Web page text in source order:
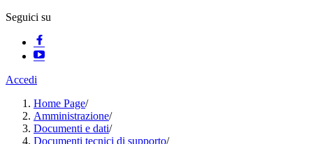
Seguici su
Accedi
Home Page/
Amministrazione/
Documenti e dati/
Documenti tecnici di supporto/